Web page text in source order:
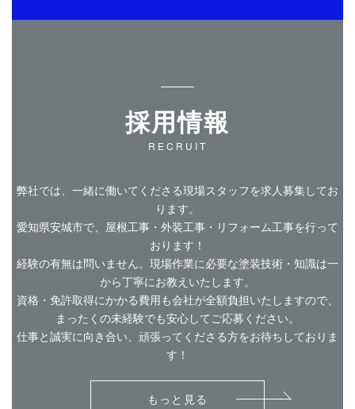
採用情報
RECRUIT
弊社では、一緒に働いてくださる現場スタッフを求人募集してお
ります。
愛知県安城市で、屋根工事・外装工事・リフォーム工事を行って
おります！
経験の有無は問いません。現場作業に必要な塗装技術・知識は一
から丁寧にお教えいたします。
資格・免許取得にかかる費用も会社が全額負担いたしますので、
まったくの未経験でも安心してご応募ください。
仕事と誠実に向き合い、頑張ってくださる方をお待ちしておりま
す！
もっと見る